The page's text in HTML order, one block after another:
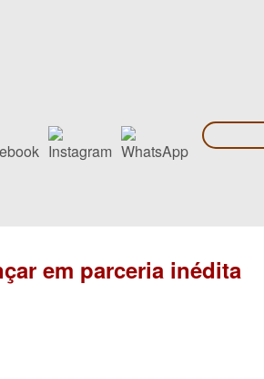
em parceria inédita